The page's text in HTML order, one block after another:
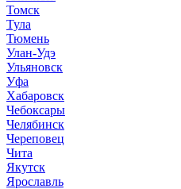
Томск
Тула
Тюмень
Улан-Удэ
Ульяновск
Уфа
Хабаровск
Чебоксары
Челябинск
Череповец
Чита
Якутск
Ярославль